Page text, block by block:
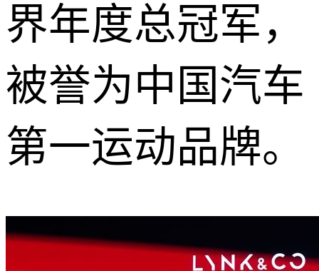
界年度总冠军，
被誉为中国汽车
第一运动品牌。